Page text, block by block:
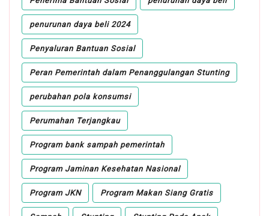
penurunan daya beli 2024
Penyaluran Bantuan Sosial
Peran Pemerintah dalam Penanggulangan Stunting
perubahan pola konsumsi
Perumahan Terjangkau
Program bank sampah pemerintah
Program Jaminan Kesehatan Nasional
Program JKN Program Makan Siang Gratis